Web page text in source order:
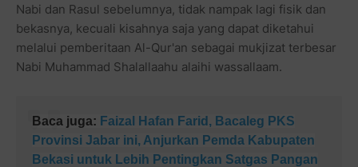
Nabi dan Rasul sebelumnya, tidak nampak lagi fisik dan
bekasnya, kecuali kisahnya saja yang dapat diketahui
melalui pemberitaan Al-Qur'an sebagai mukjizat terbesar
Nabi Muhammad Shalallaahu alaihi wassallaam.
Baca juga: Faizal Hafan Farid, Bacaleg PKS
Provinsi Jabar ini, Anjurkan Pemda Kabupaten
Bekasi untuk Lebih Pentingkan Satgas Pangan